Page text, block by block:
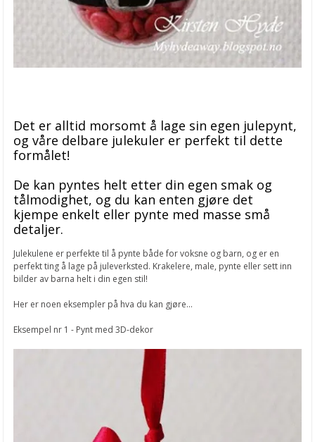
Det er alltid morsomt å lage sin egen julepynt,
og våre delbare julekuler er perfekt til dette
formålet!
De kan pyntes helt etter din egen smak og
tålmodighet, og du kan enten gjøre det
kjempe enkelt eller pynte med masse små
detaljer.
Julekulene er perfekte til å pynte både for voksne og barn, og er en
perfekt ting å lage på juleverksted. Krakelere, male, pynte eller sett inn
bilder av barna helt i din egen stil!
Her er noen eksempler på hva du kan gjøre...
Eksempel nr 1 - Pynt med 3D-dekor